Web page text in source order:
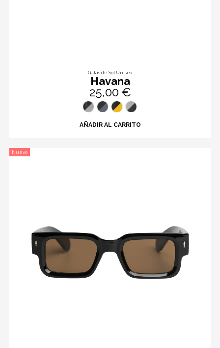
Gafas de Sol Unisex
Havana
25,00 €
AÑADIR AL CARRITO
Nuevo